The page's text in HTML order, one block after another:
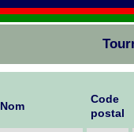
Nom
Code
postal